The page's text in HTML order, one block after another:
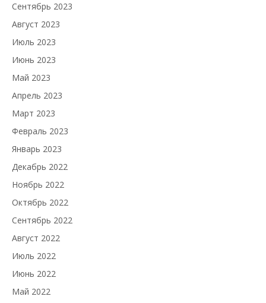
Сентябрь 2023
Август 2023
Июль 2023
Июнь 2023
Май 2023
Апрель 2023
Март 2023
Февраль 2023
Январь 2023
Декабрь 2022
Ноябрь 2022
Октябрь 2022
Сентябрь 2022
Август 2022
Июль 2022
Июнь 2022
Май 2022